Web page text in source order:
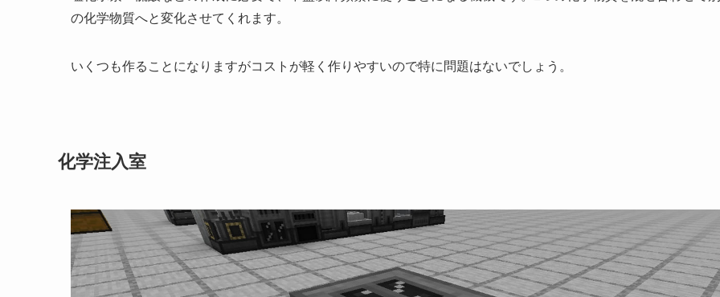
の化学物質へと変化させてくれます。
いくつも作ることになりますがコストが軽く作りやすいので特に問題はないでしょう。
化学注入室